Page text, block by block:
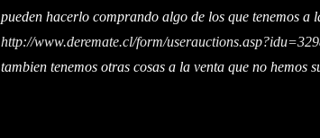
pueden hacerlo comprando algo de los que tenemos a
http://www.deremate.cl/form/
tambien tenemos otras cosas a la venta que no hemos